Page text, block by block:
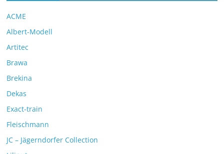
ACME
Albert-Modell
Artitec
Brawa
Brekina
Dekas
Exact-train
Fleischmann
JC – Jägerndorfer Collection